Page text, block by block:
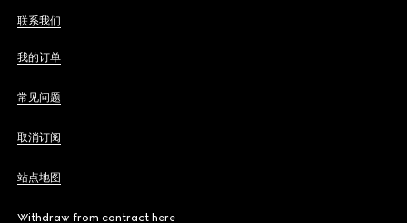
联系我们
我的订单
常见问题
取消订阅
站点地图
Withdraw from contract here